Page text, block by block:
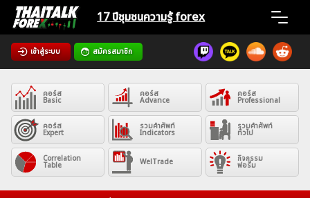
Skip
content
17 ปีชุมชนความรู้ forex
เข้าสู่ระบบ สมัครสมาชิก
Home
News
Articles
VPS Register
คอร์ส
Basic
คอร์ส
Advance
คอร์ส
Professional
คอร์ส
Expert
รวมคำศัพท์
Indicators
รวมคำศัพท์
ทั่วไป
Correlation
Table WelTrade กิจกรรม
ฟอรั่ม